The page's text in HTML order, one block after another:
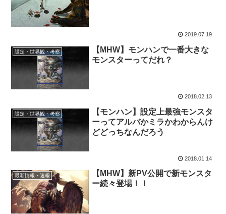
2019.07.19
設定・世界観・考察
【MHW】モンハンで一番大きな
モンスターってだれ？
2018.02.13
設定・世界観・考察
【モンハン】設定上最強モンスタ
ーってアルバかミラかわからんけ
どどっちなんだろう
2018.01.14
最新情報・速報
【MHW】新PV公開で新モンスタ
ー続々登場！！